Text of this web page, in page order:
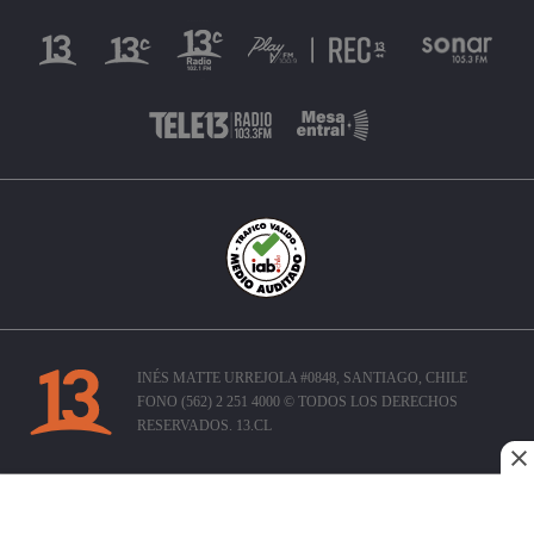
INÉS MATTE URREJOLA #0848, SANTIAGO, CHILE
FONO (562) 2 251 4000 © TODOS LOS DERECHOS
RESERVADOS. 13.CL